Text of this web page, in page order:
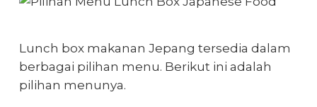
Lunch box makanan Jepang tersedia dalam
berbagai pilihan menu. Berikut ini adalah
pilihan menunya.